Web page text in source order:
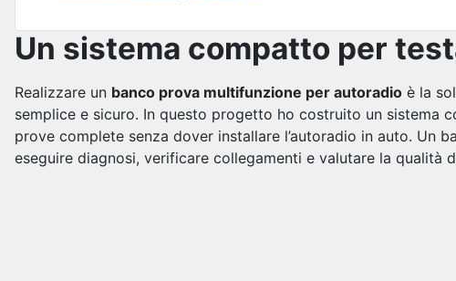
Un sistema compatto per
Realizzare un banco prova multifunzione per autoradio è la
semplice e sicuro. In questo progetto ho costruito un sistema
prove complete senza dover installare l’autoradio in auto.
eseguire diagnosi, verificare collegamenti e valutare la qualità